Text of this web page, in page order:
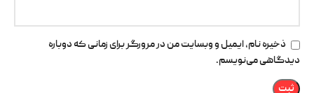
ذخیره نام، ایمیل و وبسایت من در مرورگر برای زمانی که دوباره
دیدگاهی می‌نویسم.